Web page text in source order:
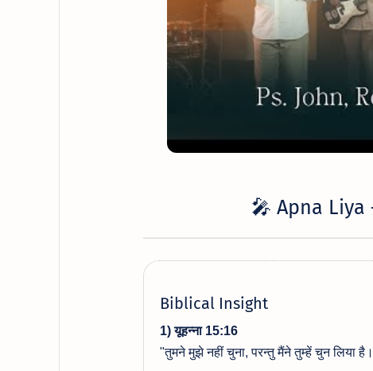
🎤 Apna
Biblical Insight
1) यूहन्ना 15:16
"तुमने मुझे नहीं चुना, परन्तु मैंने तुम्हें चुन लिया